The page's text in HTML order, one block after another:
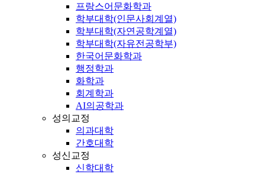
프랑스어문화학과
학부대학(인문사회계열)
학부대학(자연공학계열)
학부대학(자유전공학부)
한국어문화학과
행정학과
화학과
회계학과
AI의공학과
성의교정
의과대학
간호대학
성신교정
신학대학